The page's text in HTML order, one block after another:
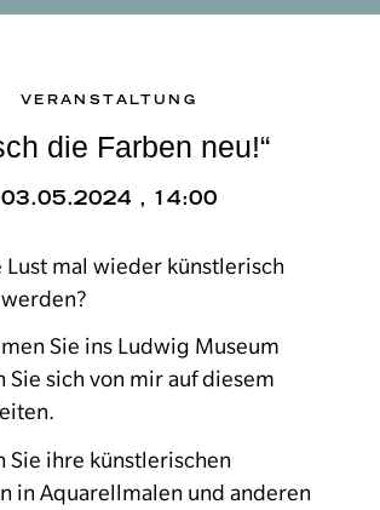
VERANSTALTUNG
die Farben neu!“
03.05.2024 , 14:00
Lust mal wieder künstlerisch
Sie ins Ludwig Museum
Sie sich von mir auf diesem
Sie ihre künstlerischen
in Aquarellmalen und anderen